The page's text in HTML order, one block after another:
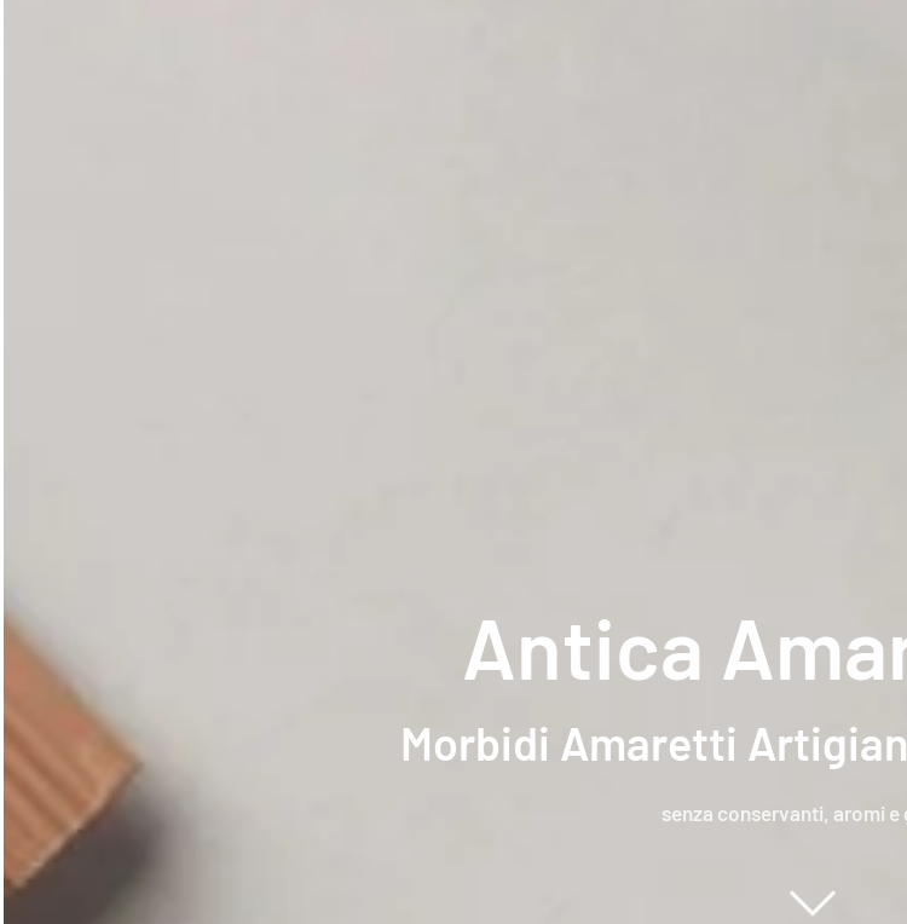
Antica
Morbidi Amaretti
senza conservanti, aromi e